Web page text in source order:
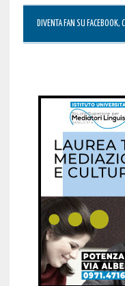
DIVENTA FAN SU FACEBOOK,